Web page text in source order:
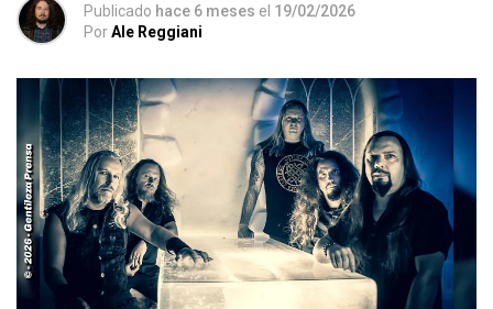
Publicado hace 6 meses el 19/02/2026
PorAle Reggiani